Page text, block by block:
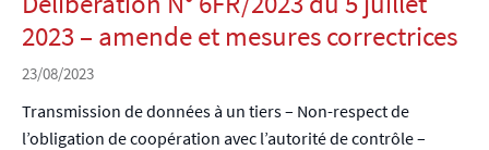
2023 – amende et mesures correctrices
23/08/2023
Transmission de données à un tiers – Non-respect de
l’obligation de coopération avec l’autorité de contrôle –